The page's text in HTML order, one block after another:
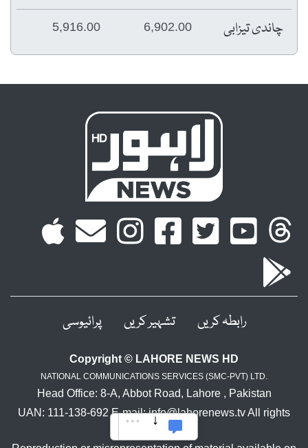
چاندی تیزابی 6,902.00
5,916.00
رابطہ کریں تشہیر کریں پرائیوسی
Copyright © LAHORE NEWS HD
NATIONAL COMMUNICATIONS SERVICES (SMC-PVT) LTD.
Head Office: 8-A, Abbot Road, Lahore , Pakistan
UAN: 111-138-692 E-mail: info@lahorenews.tv All rights
reserved.